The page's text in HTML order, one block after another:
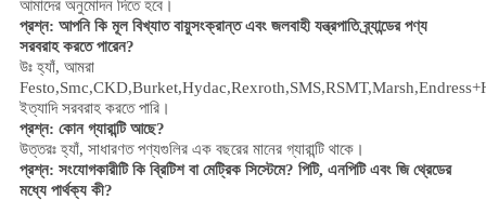
আমাদের অনুমোদন দিতে হবে।
প্রশ্ন: আপনি কি মূল বিখ্যাত বায়ুসংক্রান্ত এবং জলবাহী যন্ত্রপাতি ব্র্যান্ডের পণ্য
সরবরাহ করতে পারেন?
উঃ হ্যাঁ, আমরা
ইত্যাদি সরবরাহ করতে পারি।
প্রশ্ন: কোন গ্যারান্টি আছে?
উত্তরঃ হ্যাঁ, সাধারণত পণ্যগুলির এক বছরের মানের গ্যারান্টি থাকে।
প্রশ্ন: সংযোগকারীটি কি ব্রিটিশ বা মেট্রিক সিস্টেমে? পিটি, এনপিটি এবং জি থ্রেডের
মধ্যে পার্থক্য কী?